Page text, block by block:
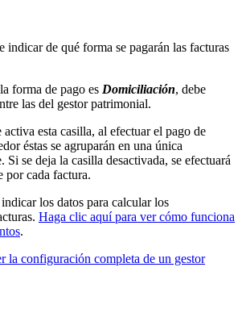
indicar de qué forma se pagarán las facturas
forma de pago es Domiciliación, debe
las del gestor patrimonial.
activa esta casilla, al efectuar el pago de
éstas se agruparán en una única
Si se deja la casilla desactivada, se efectuará
por cada factura.
indicar los datos para calcular los
Haga clic aquí para ver cómo funciona
.
la configuración completa de un gestor